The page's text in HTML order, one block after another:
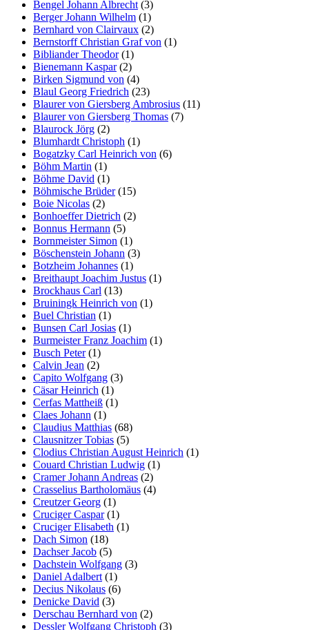
Bengel Johann Albrecht(3)
Berger Johann Wilhelm (1)
Bernhard von Clairvaux (2)
Bernstorff Christian Graf von (1)
Bibliander Theodor(1)
Bienemann Kaspar(2)
Birken Sigmund von (4)
Blaul Georg Friedrich (23)
Blaurer von Giersberg Ambrosius (11)
Blaurer von Giersberg Thomas (7)
Blaurock Jörg (2)
Blumhardt Christoph (1)
Bogatzky Carl Heinrich von (6)
Böhm Martin (1)
Böhme David (1)
Böhmische Brüder(15)
Boie Nicolas (2)
Bonhoeffer Dietrich (2)
Bonnus Hermann (5)
Bornmeister Simon (1)
Böschenstein Johann (3)
Botzheim Johannes (1)
Breithaupt Joachim Justus (1)
Brockhaus Carl (13)
Bruiningk Heinrich von (1)
Buel Christian (1)
Bunsen Carl Josias (1)
Burmeister Franz Joachim (1)
Busch Peter(1)
Calvin Jean (2)
Capito Wolfgang (3)
Cäsar Heinrich (1)
Cerfas Mattheiß (1)
Claes Johann (1)
Claudius Matthias (68)
Clausnitzer Tobias (5)
Clodius Christian August Heinrich (1)
Couard Christian Ludwig (1)
Cramer Johann Andreas (2)
Crasselius Bartholomäus (4)
Creutzer Georg (1)
Cruciger Caspar(1)
Cruciger Elisabeth (1)
Dach Simon (18)
Dachser Jacob (5)
Dachstein Wolfgang (3)
Daniel Adalbert(1)
Decius Nikolaus (6)
Denicke David (3)
Derschau Bernhard von (2)
Dessler Wolfgang Christoph (3)